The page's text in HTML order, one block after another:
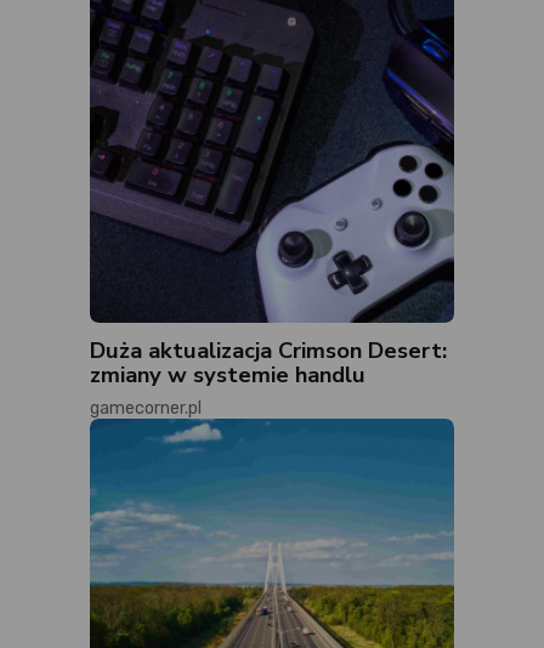
Duża aktualizacja Crimson Desert:
zmiany w systemie handlu
gamecorner.pl